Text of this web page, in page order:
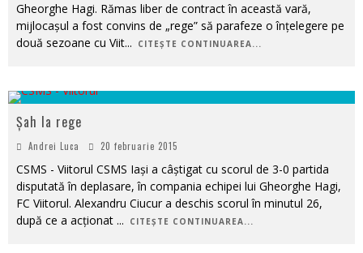
Gheorghe Hagi. Rămas liber de contract în această vară,
mijlocașul a fost convins de „rege” să parafeze o înțelegere pe
două sezoane cu Viit... CITEȘTE CONTINUAREA...
Șah la rege
Andrei Luca 20 februarie 2015
CSMS - Viitorul CSMS Iași a câștigat cu scorul de 3-0 partida
disputată în deplasare, în compania echipei lui Gheorghe Hagi,
FC Viitorul. Alexandru Ciucur a deschis scorul în minutul 26,
după ce a acționat ... CITEȘTE CONTINUAREA...